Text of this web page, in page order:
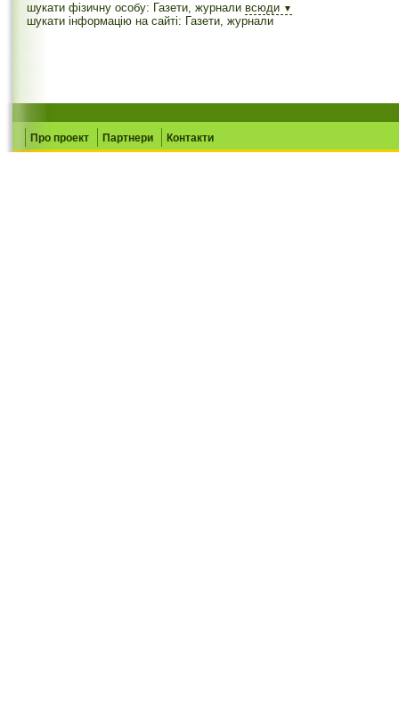
шукати фізичну особу: Газети, журнали всюди ▼
шукати інформацію на сайті: Газети, журнали
Про проект Партнери Контакти